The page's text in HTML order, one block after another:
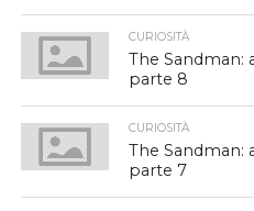
CURIOSITÀ
The Sandman:
parte 8
CURIOSITÀ
The Sandman:
parte 7